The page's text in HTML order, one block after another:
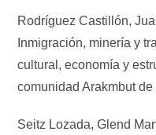
Rodríguez Castillón,
Inmigración, minería y
cultural, economía y
comunidad Arakmbut
Seitz Lozada, Glend